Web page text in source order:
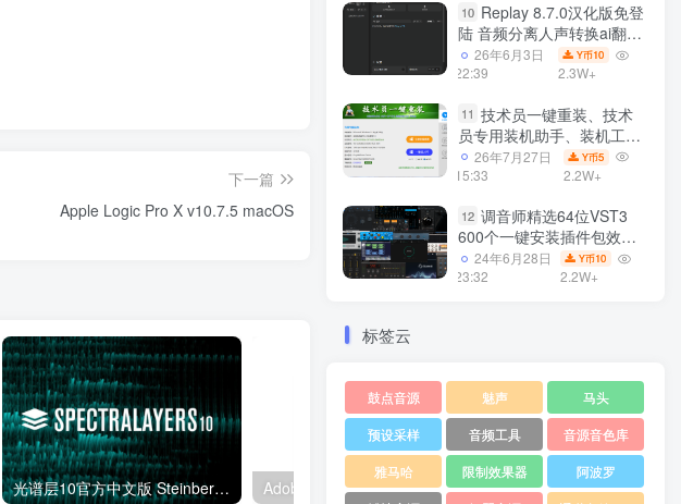
下一篇
Apple Logic Pro X v10.7.5 macOS
光谱层10官方中文版 Steinberg SpectraLayers Pro v10.0.30 WIN/MAC（含安装教程） Adobe Audition 24.4.1.3 x64 Portable by 7997 WIN
10 Replay 8.7.0汉化版免登
陆 音频分离人声转换ai翻唱
支持50系显卡 一键安装
WiN
26年6月3日
22:39
Y币10
2.3W+
11 技术员一键重装、技术
员专用装机助手、装机工
具、电脑系统装机软件丶一
键安装系统
26年7月27日
15:33
Y币5
2.2W+
12 调音师精选64位VST3
600个一键安装插件包效果
器集合10G WiN
24年6月28日
23:32
Y币10
2.2W+
标签云
鼓点音源 魅声
马头
预设采样
音频工具
音源音色库
雅马哈
限制效果器
阿波罗